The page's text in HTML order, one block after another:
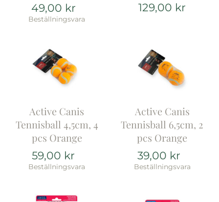
49,00 kr
Beställningsvara
129,00 kr
Active Canis
Tennisball 4,5cm, 4
pcs Orange
59,00 kr
Beställningsvara
Active Canis
Tennisball 6,5cm, 2
pcs Orange
39,00 kr
Beställningsvara